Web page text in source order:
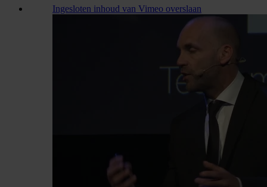
Ingesloten inhoud van Vimeo overslaan